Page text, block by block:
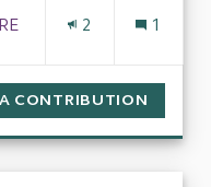
2 1
CONTRIBUTION